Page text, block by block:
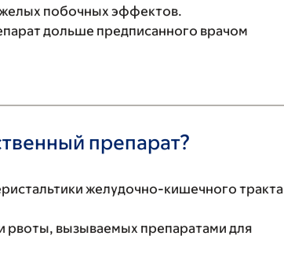
побочных эффектов.
дольше предписанного врачом
препарат?
желудочно-кишечного тракта
вызываемых препаратами для